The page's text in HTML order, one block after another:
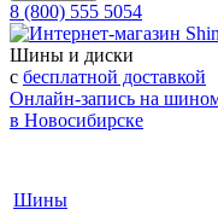
8 (800) 555 5054
Шины и диски
с бесплатной доставкой
Онлайн-запись на
в Новосибирске
Шины